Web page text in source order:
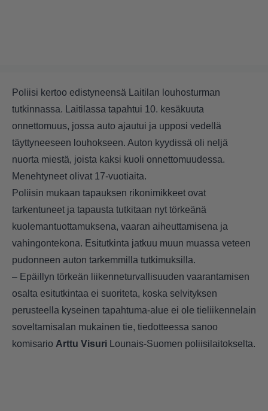
Poliisi kertoo edistyneensä Laitilan louhosturman
tutkinnassa. Laitilassa tapahtui 10. kesäkuuta
onnettomuus, jossa auto ajautui ja upposi vedellä
täyttyneeseen louhokseen. Auton kyydissä oli neljä
nuorta miestä, joista kaksi kuoli onnettomuudessa.
Menehtyneet olivat 17-vuotiaita.
Poliisin mukaan tapauksen rikonimikkeet ovat
tarkentuneet ja tapausta tutkitaan nyt törkeänä
kuolemantuottamuksena, vaaran aiheuttamisena ja
vahingontekona. Esitutkinta jatkuu muun muassa veteen
pudonneen auton tarkemmilla tutkimuksilla.
– Epäillyn törkeän liikenneturvallisuuden vaarantamisen
osalta esitutkintaa ei suoriteta, koska selvityksen
perusteella kyseinen tapahtuma-alue ei ole tieliikennelain
soveltamisalan mukainen tie, tiedotteessa sanoo
komisario Arttu Visuri Lounais-Suomen poliisilaitokselta.